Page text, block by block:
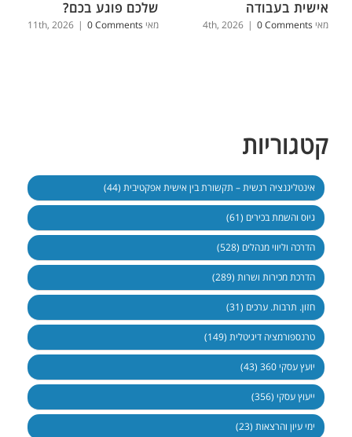
שלכם פוגע בכם?
מאי 11th, 2026 | 0 Comments
אישית בעבודה
מאי 4th, 2026 | 0 Comments
קטגוריות
אינטליגנציה רגשית – תקשורת בין אישית אפקטיבית (44)
גיוס והשמת בכירים (61)
הדרכה וליווי מנהלים (528)
הדרכת מכירות ושרות (289)
חזון. תרבות. ערכים (31)
טרנספורמציה דיגיטלית (149)
יועץ עסקי 360 (43)
ייעוץ עסקי (356)
ימי עיון והרצאות (23)